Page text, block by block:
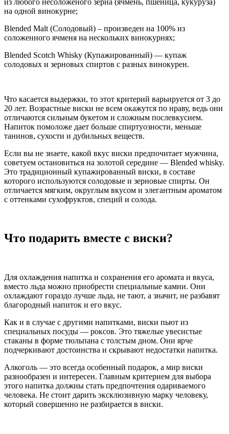
на одной винокурне;
Blended Malt (Солодовый) – произведен на 100% из
соложенного ячменя на нескольких винокурнях;
Blended Scotch Whisky (Купажированный) — купаж
солодовых и зерновых спиртов с разных винокурен.
Что касается выдержки, то этот критерий варьируется от 3 до
20 лет. Возрастные виски не всем окажутся по нраву, ведь они
отличаются сильным букетом и сложным послевкусием.
Напиток помоложе дает больше спиртуозности, меньше
танинов, сухости и дубильных веществ.
Если вы не знаете, какой вкус виски предпочитает мужчина,
советуем остановиться на золотой середине — Blended whisky.
Это традиционный купажированный виски, в составе
которого используются солодовые и зерновые спирты. Он
отличается мягким, округлым вкусом и элегантным ароматом
с оттенками сухофруктов, специй и солода.
Что подарить вместе с виски?
Для охлаждения напитка и сохранения его аромата и вкуса,
вместо льда можно приобрести специальные камни. Они
охлаждают гораздо лучше льда, не тают, а значит, не разбавят
благородный напиток и его вкус.
Как и в случае с другими напитками, виски пьют из
специальных посуды — роксов. Это тяжелые увесистые
стаканы в форме тюльпана с толстым дном. Они ярче
подчеркивают достоинства и скрывают недостатки напитка.
Алкоголь — это всегда особенный подарок, а мир виски
разнообразен и интересен. Главным критерием для выбора
этого напитка должны стать предпочтения одариваемого
человека. Не стоит дарить эксклюзивную марку человеку,
который совершенно не разбирается в виски.